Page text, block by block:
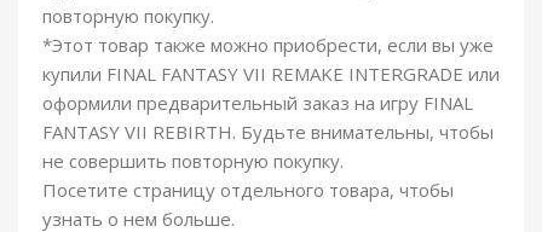
повторную покупку.
*Этот товар также можно приобрести, если вы уже
купили FINAL FANTASY VII REMAKE INTERGRADE или
оформили предварительный заказ на игру FINAL
FANTASY VII REBIRTH. Будьте внимательны, чтобы
не совершить повторную покупку.
Посетите страницу отдельного товара, чтобы
узнать о нем больше.